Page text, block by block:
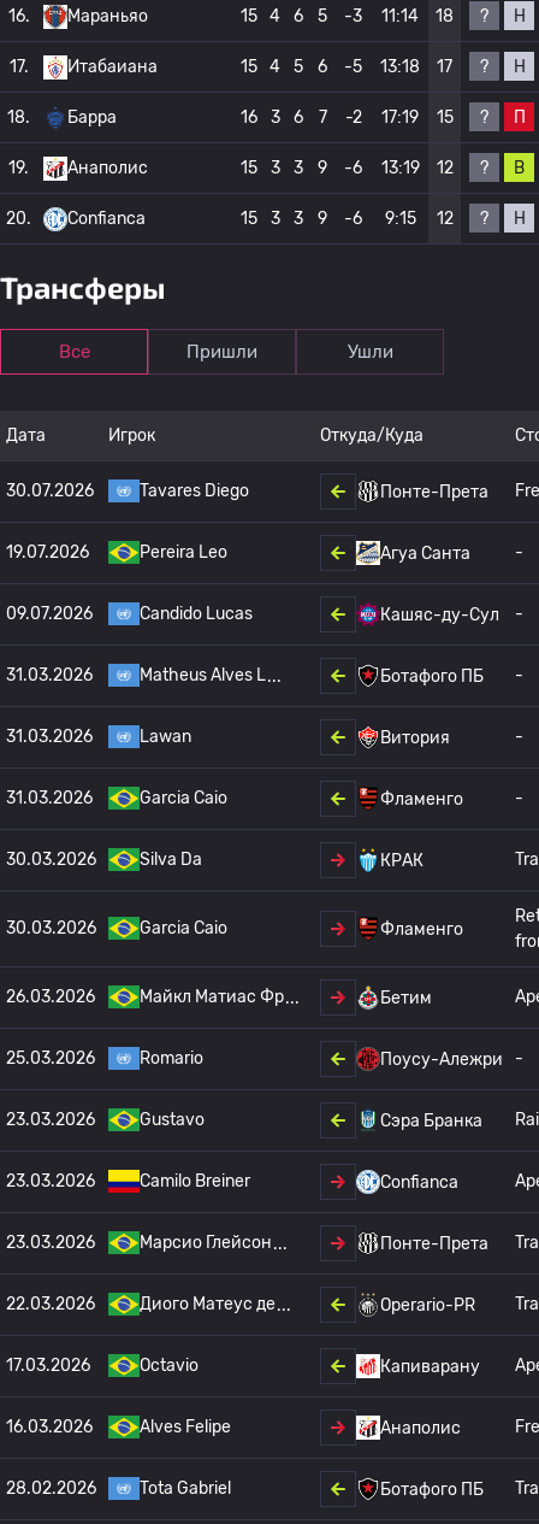
16. Мараньяо 15 4 6 5 -3 11:14 18 ? Н
17. Итабаиана 15 4 5 6 -5 13:18 17 ? Н
18. Барра 16 3 6 7 -2 17:19 15 ? П
19. Анаполис 15 3 3 9 -6 13:19 12 ? В
20. Confianca 15 3 3 9 -6 9:15 12 ? Н
Трансферы
Все Пришли Ушли
Дата Игрок Откуда/Куда
30.07.2026 Tavares Diego Понте-Прета
19.07.2026 Pereira Leo Агуа Санта -
09.07.2026 Candido Lucas Кашяс-ду-Сул -
31.03.2026 Matheus Alves L Ботафого ПБ -
31.03.2026 Lawan Витория -
31.03.2026 Garcia Caio Фламенго -
30.03.2026 Silva Da КРАК
30.03.2026 Garcia Caio Фламенго
26.03.2026 Майкл Матиас Фр Бетим
25.03.2026 Romario Поусу-Алежри -
23.03.2026 Gustavo Сэра Бранка
23.03.2026 Camilo Breiner Confianca
23.03.2026 Марсио Глейсон Понте-Прета
22.03.2026 Диого Матеус де Operario-PR
17.03.2026 Octavio Капиварану
16.03.2026 Alves Felipe Анаполис
28.02.2026 Tota Gabriel Ботафого ПБ